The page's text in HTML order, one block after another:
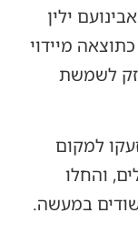
ילין
מיידוי
לשמשת
למקום
והחלו
במעשה.